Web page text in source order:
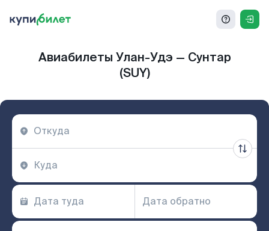
Авиабилеты Улан-Удэ — Сунтар
(SUY)